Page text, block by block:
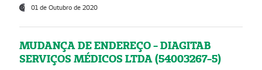
01 de Outubro de 2020
MUDANÇA DE ENDEREÇO - DIAGITAB
SERVIÇOS MÉDICOS LTDA (54003267-5)